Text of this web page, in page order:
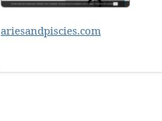
ariesandpiscies.com